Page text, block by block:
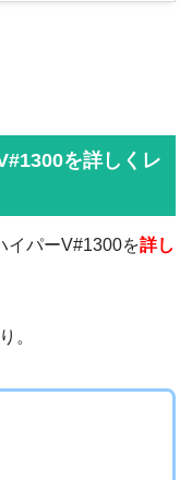
を詳しくレ
イパーV#1300を詳し
。